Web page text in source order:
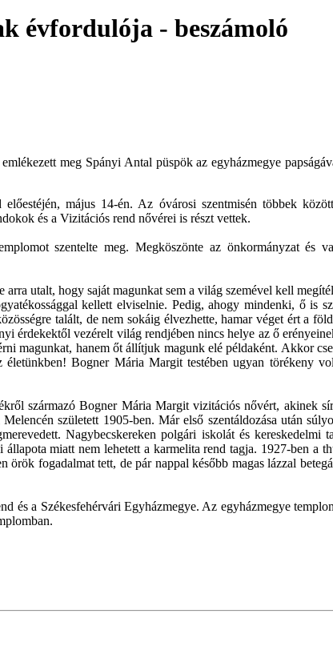
évfordulója - beszámoló
meg Spányi Antal püspök az egyházmegye
május 14-én. Az óvárosi szentmisén többek
és a Vizitációs rend nővérei is részt vettek.
szentelte meg. Megköszönte az önkormányzat és
utalt, hogy saját magunkat sem a világ szemével kell
kellett elviselnie. Pedig, ahogy mindenki, ő is
talált, de nem sokáig élvezhette, hamar véget ért a
érdekektől vezérelt világ rendjében nincs helye az ő
magunkat, hanem őt állítjuk magunk elé példaként. Akkor
Bogner Mária Margit testében ugyan törékeny
származó Bogner Mária Margit vizitációs nővért, akinek
született 1905-ben. Már első szentáldozása után
Nagybecskereken polgári iskolát és
állapota miatt nem lehetett a karmelita rend tagja. 1927-ben
örök fogadalmat tett, de pár nappal később magas lázzal
és a Székesfehérvári Egyházmegye. Az egyházmegye